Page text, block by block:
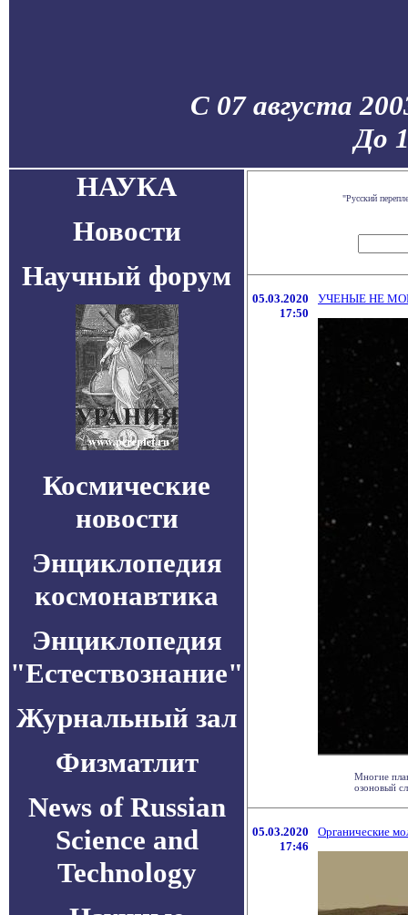
С 07 августа
До
НАУКА
Новости
Научный форум
Космические
новости
Энциклопедия
космонавтика
Энциклопедия
"Естествознание"
Журнальный зал
Физматлит
News of Russian
Science and
Technology
"Русский
05.03.2020
17:50
УЧЕНЫЕ НЕ
Многие
озоновый
05.03.2020
17:46
Органические